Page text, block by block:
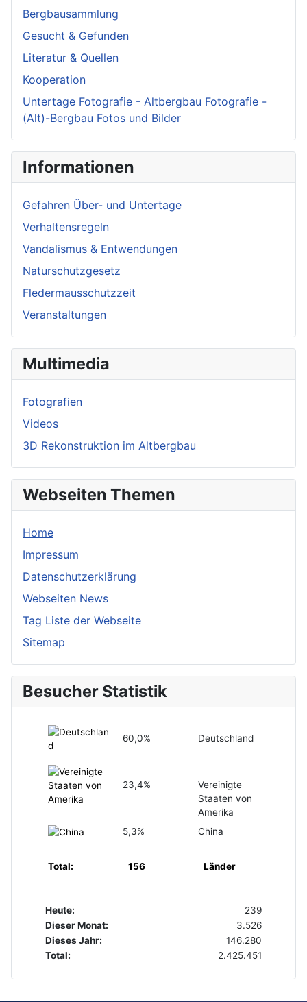
Bergbausammlung
Gesucht & Gefunden
Literatur & Quellen
Kooperation
Untertage Fotografie - Altbergbau Fotografie -
(Alt)-Bergbau Fotos und Bilder
Informationen
Gefahren Über- und Untertage
Verhaltensregeln
Vandalismus & Entwendungen
Naturschutzgesetz
Fledermausschutzzeit
Veranstaltungen
Multimedia
Fotografien
Videos
3D Rekonstruktion im Altbergbau
Webseiten Themen
Home
Impressum
Datenschutzerklärung
Webseiten News
Tag Liste der Webseite
Sitemap
Besucher Statistik
60,0% Deutschland
23,4%
Vereinigte
Staaten von
Amerika
5,3%
China
Total: 156 Länder
Heute:
239
Dieser Monat:
3.526
Dieses Jahr:
146.280
Total:
2.425.451